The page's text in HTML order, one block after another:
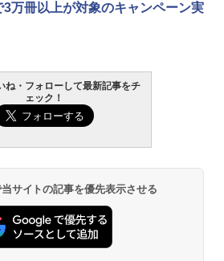
万冊以上が対象のキャンペーン実
ね・フォローして最新記事をチ
ェック！
サイトの記事を優先表示させる